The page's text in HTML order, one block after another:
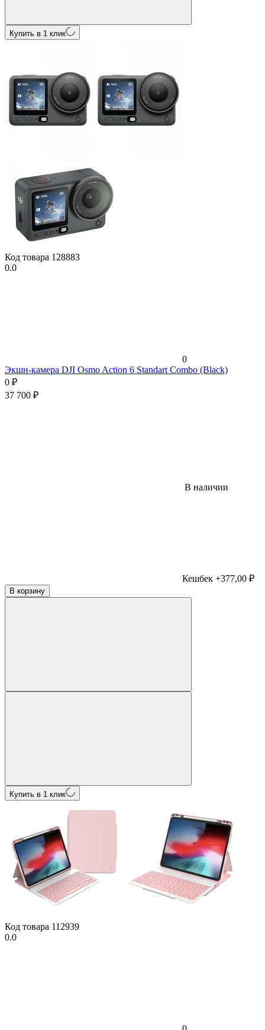
Купить в 1 клик
Код товара 128883
0.0
0
Экшн-камера DJI Osmo Action 6 Standart Combo (Black)
0 ₽
37 700 ₽
В наличии
Кешбек +377,00 ₽
В корзину
Купить в 1 клик
Код товара 112939
0.0